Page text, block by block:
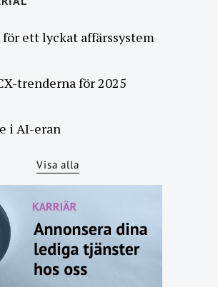
ett lyckat affärssystem
trenderna för 2025
i AI-eran
Visa alla